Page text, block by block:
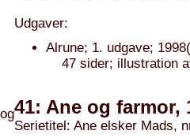
Udgaver:
Alrune; 1. udgave;
47 sider; illustration
41: Ane og farmor,
Serietitel: Ane elsker Mads,